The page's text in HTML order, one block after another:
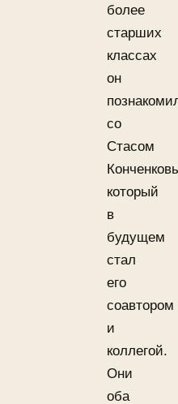
более
старших
классах
он
со
Стасом
который
в
будущем
стал
его
соавтором
и
коллегой.
Они
оба